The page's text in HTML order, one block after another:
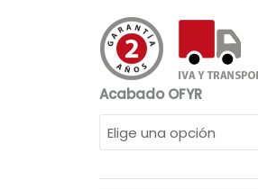
Acabado OFYR